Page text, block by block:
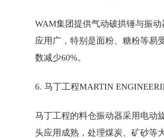
WAM集团提供气动破拱锤与振
应用 广 ，特别是面粉、糖粉等
数减少60%。
6. 马丁工程MARTIN
马丁工程的料仓振动器采用电动
头应用成熟，处理煤炭、矿砂等